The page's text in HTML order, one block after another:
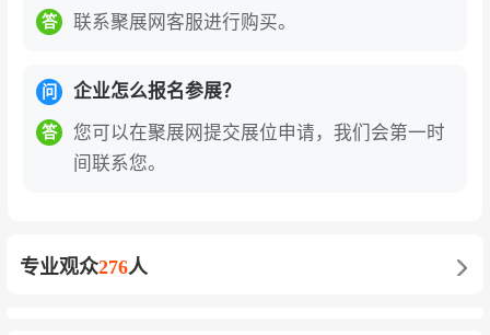
阳诱电、京瓷、国巨、华新科技、基美、威世、
子、应美盛
连接器与线束品牌：泰科电子、莫仕、安费诺、
鸿海精密、立讯精密、中航光电、得润电子、长
电源管理与功率器件品牌
：英飞凌、德州仪器、
答 联系聚展网客服进行购买。
问 企业怎么报名参展？
答
您可以在聚展网提交展位申请，我们会第一时
间联系您。
专业观众276人